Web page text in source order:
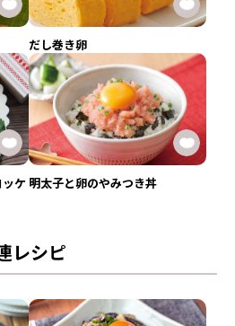
だし巻き卵
ケ 明太子と卵のやみつき丼
レシピ